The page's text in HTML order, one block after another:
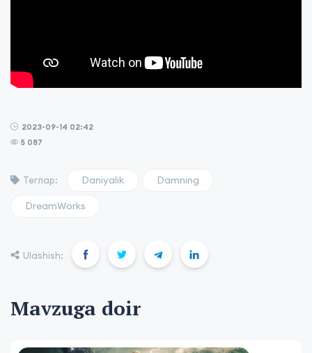
2023-09-14 02:42
5 087
Теглар: Daniyalik Damning
DreamWorks
Ulashish:
Mavzuga doir